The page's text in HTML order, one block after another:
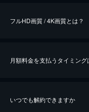
※40％ポイント還元の対象は、ク
iOSアプリのUコイン決済によ
フルHD画質 / 4K画質とは？
月額料金を支払うタイミング
いつでも解約できますか